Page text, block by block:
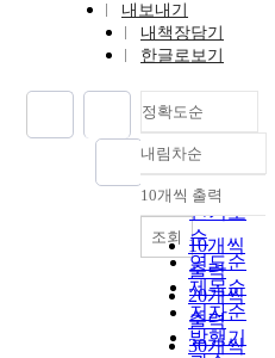
내보내기
내책장담기
한글로보기
정확도순
정확도
순
인기도
순
연도순
제목순
저자순
발행기
내림차순
내림차순
10개씩 출력
10개씩
출력
20개씩
출력
30개씩
조회